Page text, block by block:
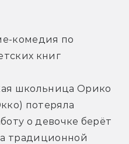
комедия по
книг
школьница Орико
потеряла
о девочке берёт
традиционной